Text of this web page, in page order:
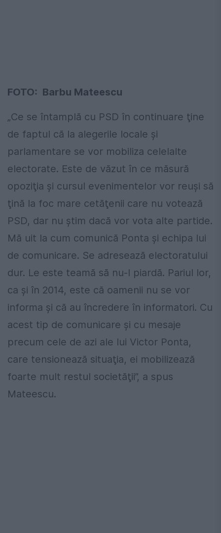
FOTO: Barbu Mateescu
„Ce se întamplă cu PSD în continuare ţine
de faptul că la alegerile locale şi
parlamentare se vor mobiliza celelalte
electorate. Este de văzut în ce măsură
opoziţia şi cursul evenimentelor vor reuşi să
ţină la foc mare cetăţenii care nu votează
PSD, dar nu ştim dacă vor vota alte partide.
Mă uit la cum comunică Ponta și echipa lui
de comunicare. Se adresează electoratului
dur. Le este teamă să nu-l piardă. Pariul lor,
ca şi în 2014, este că oamenii nu se vor
informa şi că au încredere în informatori. Cu
acest tip de comunicare şi cu mesaje
precum cele de azi ale lui Victor Ponta,
care tensionează situaţia, ei mobilizează
foarte mult restul societăţii”, a spus
Mateescu.